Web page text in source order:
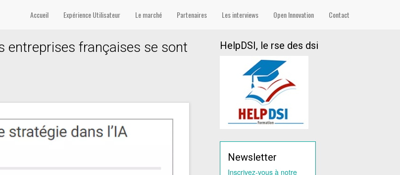
Accueil Expérience Utilisateur Le marché Partenaires Les interviews Open Innovation Contact
entreprises françaises se sont
HelpDSI, le rse des dsi
Newsletter
Inscrivez-vous à notre